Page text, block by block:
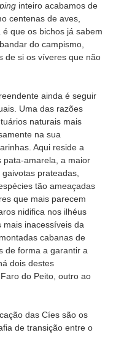
inteiro acabamos de
centenas de aves,
que os bichos já sabem
do campismo,
de si os víveres que não
ainda é seguir
Uma das razões
naturais mais
na sua
Aqui reside a
pata-amarela, a maior
prateadas,
tão ameaçadas
que mais parecem
nidifica nos ilhéus
mais inacessíveis da
cabanas de
de forma a garantir a
dois destes
do Peito, outro ao
das Cíes são os
de transição entre o